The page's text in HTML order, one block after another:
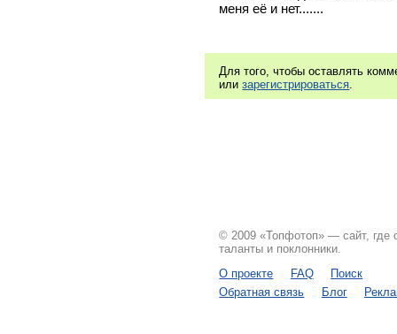
меня её и нет.......
Для того, чтобы оставлять
илизарегистрироваться
© 2009 «Топфотоп» — сайт, где
таланты и поклонники.
О проекте
FAQ
Поиск
Обратная связь
Блог